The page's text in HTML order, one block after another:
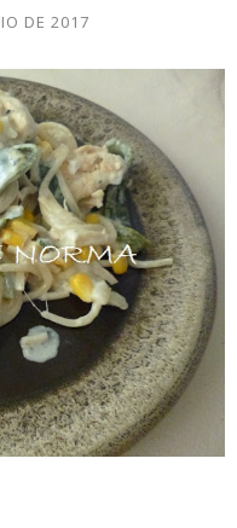
DE 2017